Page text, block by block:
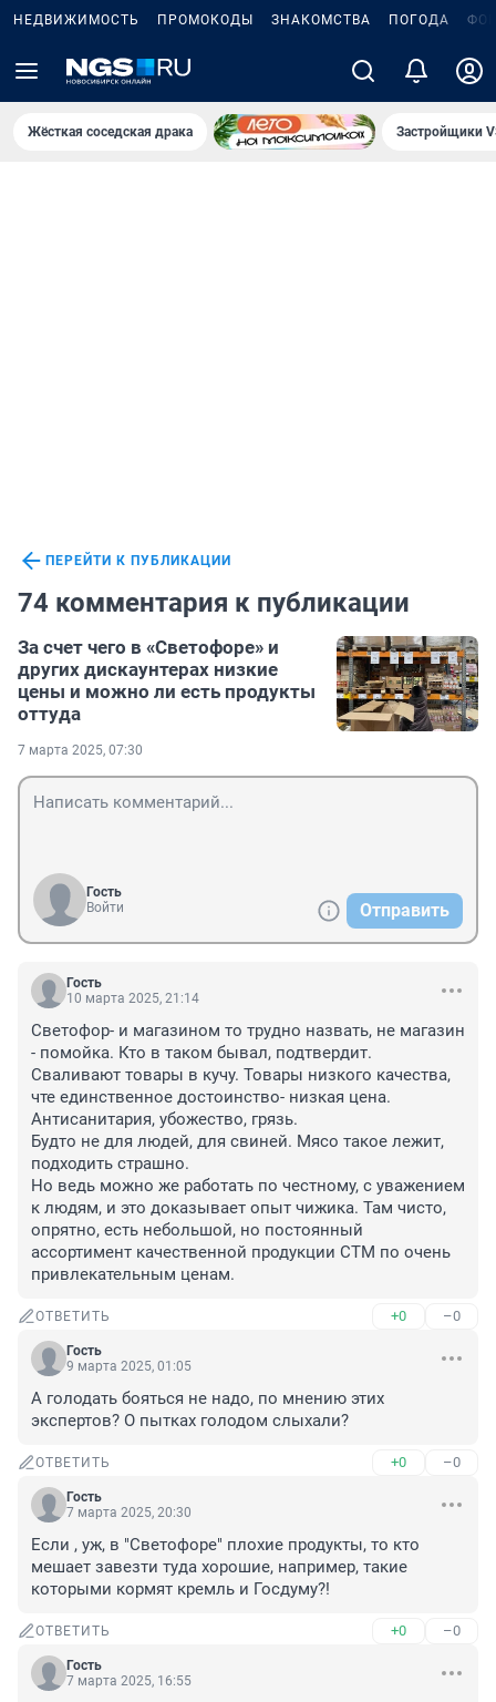
НЕДВИЖИМОСТЬ ПРОМОКОДЫ ЗНАКОМСТВА ПОГОДА
Жёсткая соседская драка Застройщики
ПЕРЕЙТИ К ПУБЛИКАЦИИ
74 комментария к публикации
За счет чего в «Светофоре» и
других дискаунтерах низкие
цены и можно ли есть продукты
оттуда
7 марта 2025, 07:30
Гость
Войти
Отправить
Гость
10 марта 2025, 21:14
Светофор- и магазином то трудно назвать, не магазин
- помойка. Кто в таком бывал, подтвердит.
Сваливают товары в кучу. Товары низкого качества,
чте единственное достоинство- низкая цена.
Антисанитария, убожество, грязь.
Будто не для людей, для свиней. Мясо такое лежит,
подходить страшно.
Но ведь можно же работать по честному, с уважением
к людям, и это доказывает опыт чижика. Там чисто,
опрятно, есть небольшой, но постоянный
ассортимент качественной продукции СТМ по очень
привлекательным ценам.
ОТВЕТИТЬ +0 –0
Гость
9 марта 2025, 01:05
А голодать бояться не надо, по мнению этих
экспертов? О пытках голодом слыхали?
ОТВЕТИТЬ +0 –0
Гость
7 марта 2025, 20:30
Если , уж, в "Светофоре" плохие продукты, то кто
мешает завезти туда хорошие, например, такие
которыми кормят кремль и Госдуму?!
ОТВЕТИТЬ +0 –0
Гость
7 марта 2025, 16:55